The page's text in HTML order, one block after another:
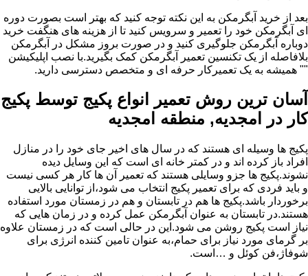
بعد از خرید آبگرمکن به این نکته توجه کنید که بهتر است بصورت دوره
ای آبگرمکن خود را تعمیر و سرویس کنید تا از هزینه های هنگفت خرید
دوباره آبگرمکن جلوگیری کنید و در صورت بروز مشکل در آبگرمکن
بلافاصله از یک تکنسین تعمیر آبگرمکن کمک بگیرید.با نصب اپلیکیشن
"" همیشه به یک تعمیرکار حرفه ای و متخصص دسترسی دارید.
آسان ترین روش تعمیر انواع پکیج توسط پکیج
کار در امجدیه, منطقه امجدیه
پکیج ها وسیله ای هستند که در سال های اخیر جای خود را در منازل
افراد باز کرده اند و در کمتر خانه ای است که این وسایل دیده
نشوند.پکیج ها جزو وسایلی هستند که تعمیر آن ها کار هر کسی نیست
و باید فردی که برای تعمیر پکیج انتخاب می شود،از توانایی بالایی
برخوردار باشد.پکیج ها هم در تابستان و هم در زمستان مورد استفاده
هستند.در تابستان به عنوان آبگرمکن عمل کرده و در زمان هایی که
نیاز است پکیج روشن می شود.این در حالی است که در زمستان علاوه
بر گرمای مورد نیاز برای حمام،به عنوان تامین کننده انرژی برای
شوفاژ،فن کوئل و …است.